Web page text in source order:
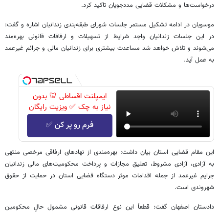
درخواست‌ها و مشکلات قضایی مددجویان تاکید کرد.
موسویان در ادامه تشکیل مستمر جلسات شورای طبقه‌بندی زندانیان اشاره و گفت:
در این جلسات زندانیان واجد شرایط از تسهیلات و ارفاقات قانونی بهره‌مند
می‌شوند و تلاش خواهد شد مساعدت بیشتری برای زندانیان مالی و جرائم غیرعمد
به عمل آید.
ایمپلنت اقساطی 🦷 بدون
نیاز به چک ✅ ویزیت رایگان
فرم رو پر کن ✅
این مقام قضایی استان بیان داشت: بهره‌مندی از نهادهای ارفاقی مرخصی منتهی
به آزادی، آزادی مشروط، تعلیق مجازات و پرداخت محکومیت‌های مالی زندانیان
جرایم غیرعمد از جمله اقدامات موثر دستگاه قضایی استان در حمایت از حقوق
شهروندی است.
دادستان اصفهان گفت: قطعاً این نوع ارفاقات قانونی مشمول حالِ محکومین